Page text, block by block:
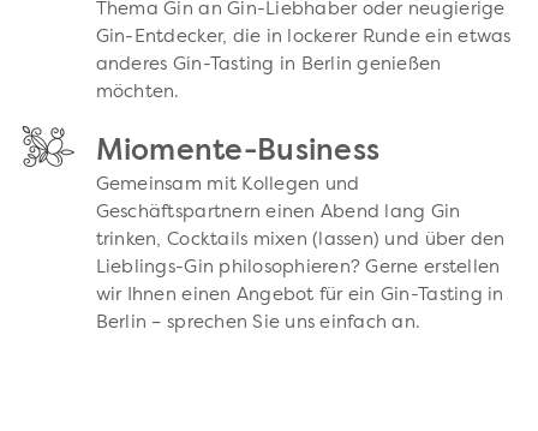
Thema Gin an Gin-Liebhaber oder neugierige
Gin-Entdecker, die in lockerer Runde ein etwas
anderes Gin-Tasting in Berlin genießen
möchten.
Miomente-Business
Gemeinsam mit Kollegen und
Geschäftspartnern einen Abend lang Gin
trinken, Cocktails mixen (lassen) und über den
Lieblings-Gin philosophieren? Gerne erstellen
wir Ihnen einen Angebot für ein Gin-Tasting in
Berlin – sprechen Sie uns einfach an.